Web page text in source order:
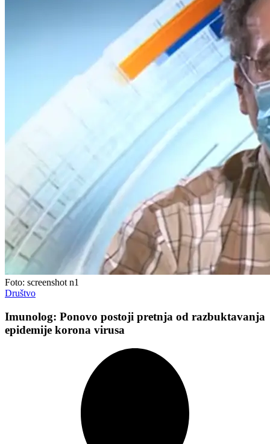
Foto: screenshot n1
Društvo
Imunolog: Ponovo postoji pretnja od razbuktavanja
epidemije korona virusa